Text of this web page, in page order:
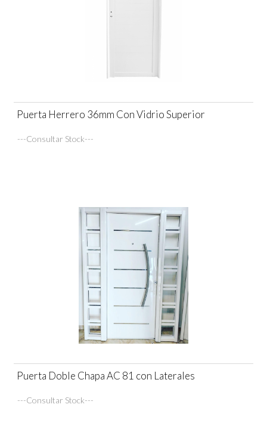
Puerta Herrero 36mm Con Vidrio Superior
---Consultar Stock---
Puerta Doble Chapa AC 81 con Laterales
---Consultar Stock---